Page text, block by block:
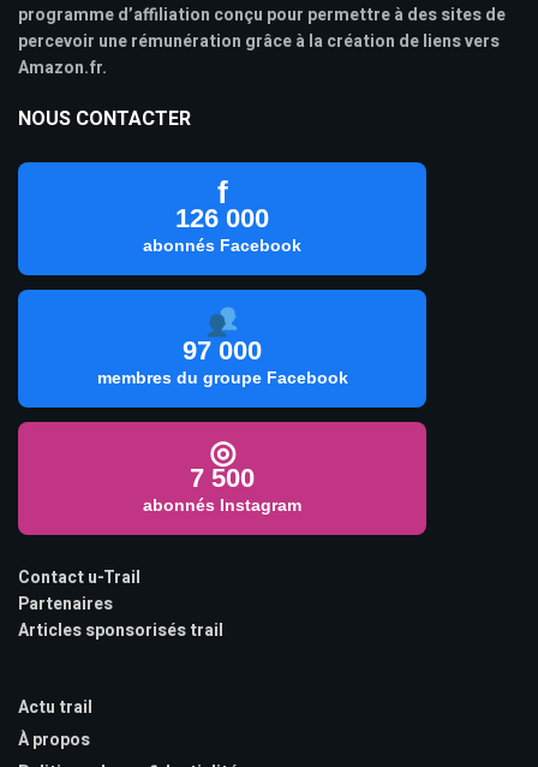
programme d’affiliation conçu pour permettre à des sites de
percevoir une rémunération grâce à la création de liens vers
Amazon.fr.
NOUS CONTACTER
f
126 000
abonnés Facebook
97 000
membres du groupe Facebook
◎
7 500
abonnés Instagram
Contact u-Trail
Partenaires
Articles sponsorisés trail
Actu trail
À propos